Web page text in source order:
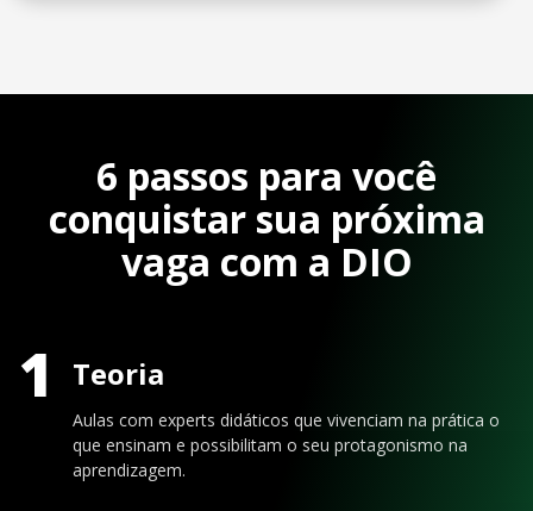
6 passos para você
conquistar sua próxima
vaga com a DIO
1 Teoria
Aulas com experts didáticos que vivenciam na prática o
que ensinam e possibilitam o seu protagonismo na
aprendizagem.